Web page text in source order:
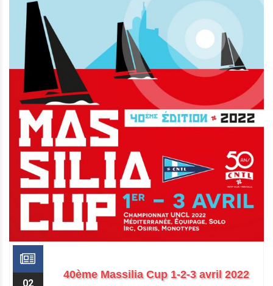
02
40ème Massilia Cup 1-2-3 avril 2022